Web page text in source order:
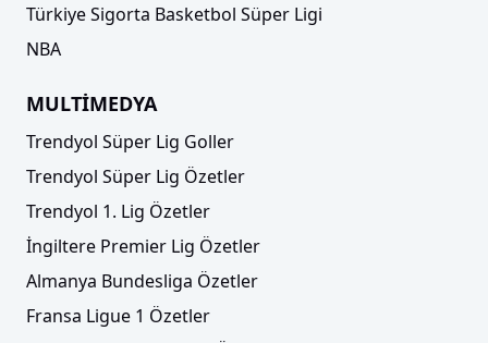
Türkiye Sigorta Basketbol Süper Ligi
NBA
MULTİMEDYA
Trendyol Süper Lig Goller
Trendyol Süper Lig Özetler
Trendyol 1. Lig Özetler
İngiltere Premier Lig Özetler
Almanya Bundesliga Özetler
Fransa Ligue 1 Özetler